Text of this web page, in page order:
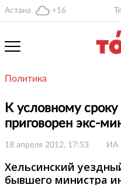
Астана +16
Политика
К условному сроку
приговорен экс-
18 апреля 2012, 17:53 ИА
Хельсинский
бывшего министра